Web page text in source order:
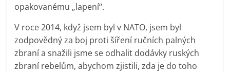
opakovanému „lapení“.
V roce 2014, když jsem byl v NATO, jsem byl
zodpovědný za boj proti šíření ručních palných
zbraní a snažili jsme se odhalit dodávky ruských
zbraní rebelům, abychom zjistili, zda je do toho